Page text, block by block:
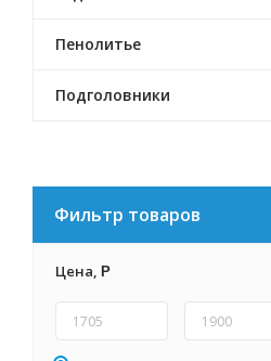
Пенолитье
Подголовники
Фильтр товаров
Цена, Р